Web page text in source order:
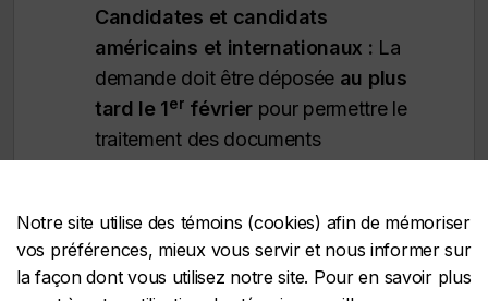
Notre site utilise des témoins (cookies) afin de mémoriser
vos préférences, mieux vous servir et nous informer sur
la façon dont vous utilisez notre site. Pour en savoir plus
Candidates et candidats
américains et internationaux : La
demande doit être déposée au plus
tard le 1er février pour permettre le
traitement des documents
présenter sa demande plus tôt . Les
délais de traitement des demandes
d’immigration varient d’un pays à